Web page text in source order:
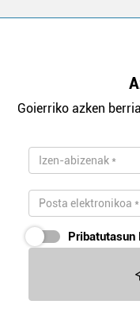
Goierriko azken
Pribatutasun